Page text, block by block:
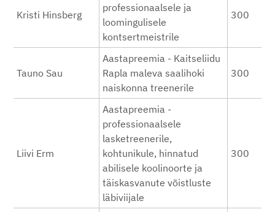
Kristi Hinsberg
professionaalsele ja
loomingulisele
kontsertmeistrile
300
Tauno Sau
Aastapreemia - Kaitseliidu
Rapla maleva saalihoki
naiskonna treenerile
300
Liivi Erm
Aastapreemia -
professionaalsele
lasketreenerile,
kohtunikule, hinnatud
abilisele koolinoorte ja
täiskasvanute võistluste
läbiviijale
300